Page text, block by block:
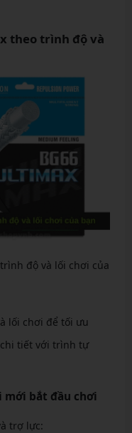
theo trình độ và
độ và lối chơi của
lối chơi để tối ưu
tiết với trình tự
mới bắt đầu chơi
trợ lực: